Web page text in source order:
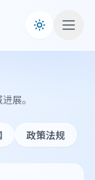
展。
政策法规